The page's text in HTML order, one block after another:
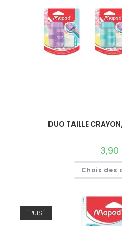
DUO TAILLE
3,90
Choix des
ÉPUISÉ